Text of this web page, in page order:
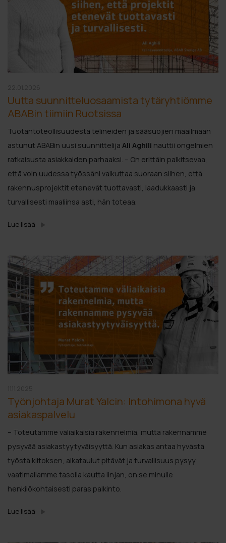
Uutta suunnitteluosaamista tytäryhtiömme
ABABin tiimiin Ruotsissa
Tuotantoteollisuudesta telineiden ja sääsuojien maailmaan
astunut ABABin uusi suunnittelija Ali Aghili nauttii ongelmien
ratkaisusta asiakkaiden parhaaksi. – On erittäin palkitsevaa,
että voin uudessa työssäni vaikuttaa suoraan siihen, että
rakennusprojektit etenevät tuottavasti, laadukkaasti ja
turvallisesti maaliinsa asti, hän toteaa.
Lue lisää
Työnjohtaja Murat Yalcin: Intohimona hyvä
asiakaspalvelu
– Toteutamme väliaikaisia rakennelmia, mutta rakennamme
pysyvää asiakastyytyväisyyttä. Kun asiakas antaa hyvästä
työstä kiitoksen, aikataulut pitävät ja turvallisuus pysyy
vaatimallamme tasolla kautta linjan, on se minulle
henkilökohtaisesti paras palkinto.
Lue lisää